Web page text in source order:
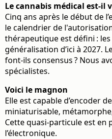
Le cannabis médical est-il
Cinq ans après le début de
le calendrier de
thérapeutique est défini :
généralisation d’ici à 2027.
font-ils consensus ? Nous
spécialistes.
Voici le magnon
Elle est capable d’encoder
miniaturisable,
Cette quasi-particule est en
l’électronique.